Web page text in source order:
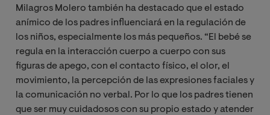
Milagros Molero también ha destacado que el estado
anímico de los padres influenciará en la regulación de
los niños, especialmente los más pequeños. “El bebé se
regula en la interacción cuerpo a cuerpo con sus
figuras de apego, con el contacto físico, el olor, el
movimiento, la percepción de las expresiones faciales y
la comunicación no verbal. Por lo que los padres tienen
que ser muy cuidadosos con su propio estado y atender